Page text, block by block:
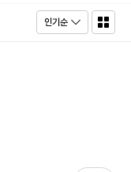
인기순